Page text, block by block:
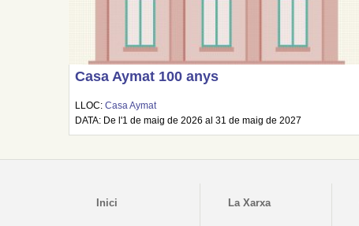
Casa Aymat 100 anys
LLOC:Casa Aymat
DATA: De l'1 de maig de 2026 al 31 de maig de 2027
Inici La Xarxa